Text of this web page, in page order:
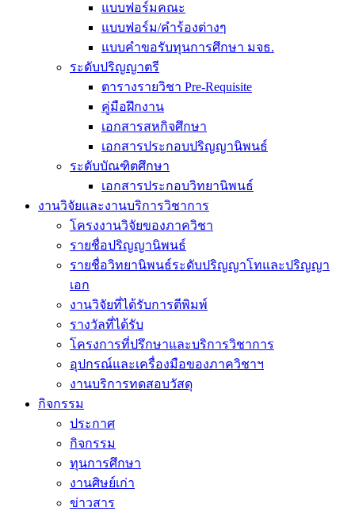
แบบฟอร์มคณะ
แบบฟอร์ม/คำร้องต่างๆ
แบบคำขอรับทุนการศึกษา มจธ.
ระดับปริญญาตรี
ตารางรายวิชา Pre-Requisite
คู่มือฝึกงาน
เอกสารสหกิจศึกษา
เอกสารประกอบปริญญานิพนธ์
ระดับบัณฑิตศึกษา
เอกสารประกอบวิทยานิพนธ์
งานวิจัยและงานบริการวิชาการ
โครงงานวิจัยของภาควิชา
รายชื่อปริญญานิพนธ์
รายชื่อวิทยานิพนธ์ระดับปริญญาโทและปริญญา
เอก
งานวิจัยที่ได้รับการตีพิมพ์
รางวัลที่ได้รับ
โครงการที่ปรึกษาและบริการวิชาการ
อุปกรณ์และเครื่องมือของภาควิชาฯ
งานบริการทดสอบวัสดุ
กิจกรรม
ประกาศ
กิจกรรม
ทุนการศึกษา
งานศิษย์เก่า
ข่าวสาร